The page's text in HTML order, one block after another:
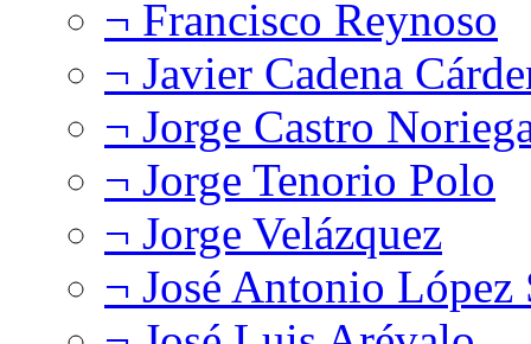
¬ Francisco Reynoso
¬ Javier Cadena
¬ Jorge Castro
¬ Jorge Tenorio Polo
¬ Jorge Velázquez
¬ José Antonio López